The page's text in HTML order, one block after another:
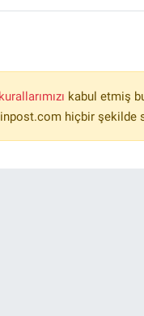
kabul etmiş
hiçbir şekilde